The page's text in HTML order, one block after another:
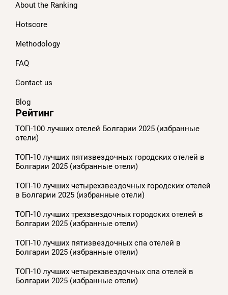
About the Ranking
Hotscore
Methodology
FAQ
Contact us
Blog
Рейтинг
ТОП-100 лучших отелей Болгарии 2025 (избранные
отели)
ТОП-10 лучших пятизвездочных городских отелей в
Болгарии 2025 (избранные отели)
ТОП-10 лучших четырехзвездочных городских отелей
в Болгарии 2025 (избранные отели)
ТОП-10 лучших трехзвездочных городских отелей в
Болгарии 2025 (избранные отели)
ТОП-10 лучших пятизвездочных спа отелей в
Болгарии 2025 (избранные отели)
ТОП-10 лучших четырехзвездочных спа отелей в
Болгарии 2025 (избранные отели)